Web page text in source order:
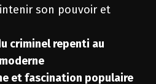
son pouvoir et
criminel repenti au
et fascination populaire